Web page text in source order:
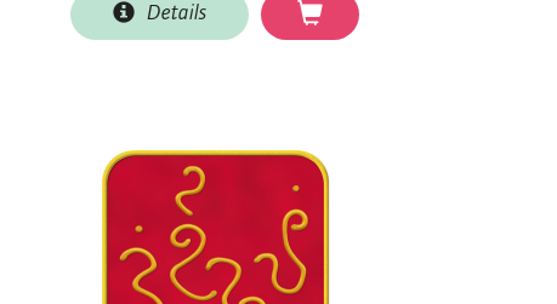
Details